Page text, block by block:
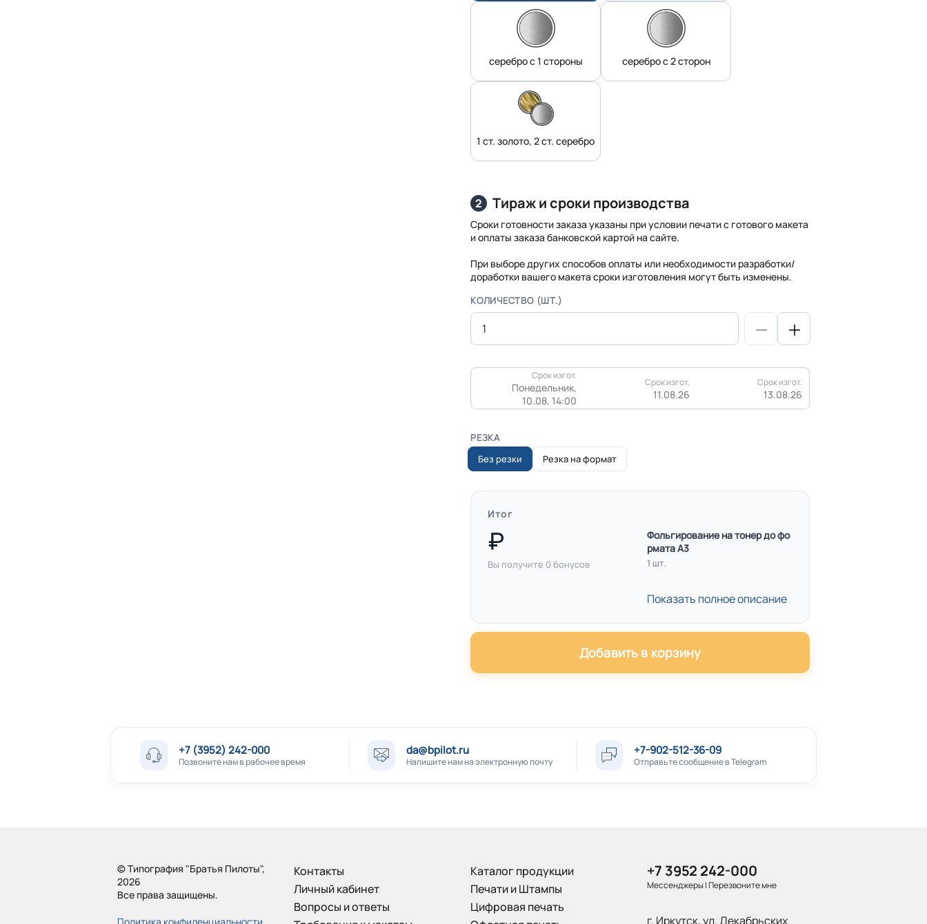
серебро с 1 стороны серебро с 2 сторон
1 ст. золото, 2 ст. серебро
2 Тираж и сроки производства
Сроки готовности заказа указаны при условии печати с готового макета
и оплаты заказа банковской картой на сайте.
При выборе других способов оплаты или необходимости разработки/
доработки вашего макета сроки изготовления могут быть изменены.
КОЛИЧЕСТВО (ШТ.)
Срок изгот.
Понедельник,
10.08, 14:00
Срок изгот.
11.08.26
Срок изгот.
13.08.26
РЕЗКА
Без резки
Резка на формат
Итог
Вы получите 0 бонусов
Фольгирование на тонер до фо
рмата А3
1 шт.
Показать полное описание
Добавить в корзину
+7 (3952) 242-000
Позвоните нам в рабочее время
da@bpilot.ru
Напишите нам на электронную почту
+7-902-512-36-09
Отправьте сообщение в Telegram
© Типография "Братья Пилоты",
2026
Все права защищены.
Контакты
Личный кабинет
Вопросы и ответы
Каталог продукции
Печати и Штампы
Цифровая печать
+7 3952 242-000
Мессенджеры|Перезвоните мне
г. Иркутск, ул. Декабрьских